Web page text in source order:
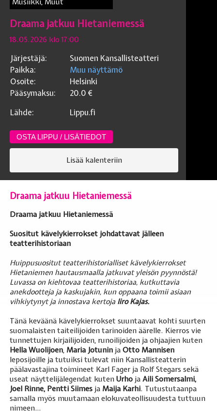
Musiikki, Muut
Draama jatkuu Hietaniemessä
18.05.2026 klo 17:00
Järjestäjä:
Suomen Kansallisteatteri
Paikka:
Muu näyttämö
Osoite:
Helsinki
Pääsymaksu:
20.0 €
Lähde:
Lippu.fi
OSTA LIPPU / LISÄTIEDOT
Lisää kalenteriin
Draama jatkuu Hietaniemessä
Draama jatkuu Hietaniemessä
Suositut kävelykierrokset johdattavat jälleen
teatterihistoriaan
Huippusuositut teatterihistorialliset kävelykierrokset
Hietaniemen hautausmaalla jatkuvat yleisön pyynnöstä!
Luvassa on kiehtovaa teatterihistoriaa, kutkuttavia
anekdootteja ja kaskujakin, kun oppaana toimii asiaan
vihkiytynyt ja innostava kertoja Iiro Kajas.
Tänä keväänä kävelykierrokset suuntaavat kohti suurten
suomalaisten taiteilijoiden tarinoiden äärelle. Kierros vie
tunnettujen kirjailijoiden, runoilijoiden ja ohjaajien kuten
Hella Wuolijoen, Maria Jotunin ja Otto Mannisen
leposijoille ja tutuiksi tulevat niin Kansallisteatterin
päälavastajina toimineet Karl Fager ja Rolf Stegars sekä
useat näyttelijälegendat kuten Urho ja Aili Somersalmi,
Joel Rinne, Pentti Siimes ja Maija Karhi. Tutustutaanpa
samalla myös muutamaan elokuvateollisuudesta tuttuun
nimeen…